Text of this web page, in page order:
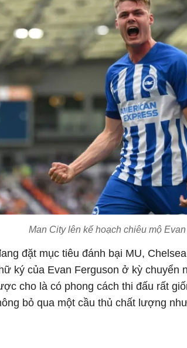
Man City lên kế hoạch chiêu mộ
đặt mục tiêu đánh bại MU,
ký của Evan Ferguson ở kỳ chuyển
cho là có phong cách thi đấu rất
bỏ qua một cầu thủ chất lượng